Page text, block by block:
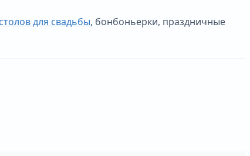
для свадьбы, бонбоньерки, праздничные